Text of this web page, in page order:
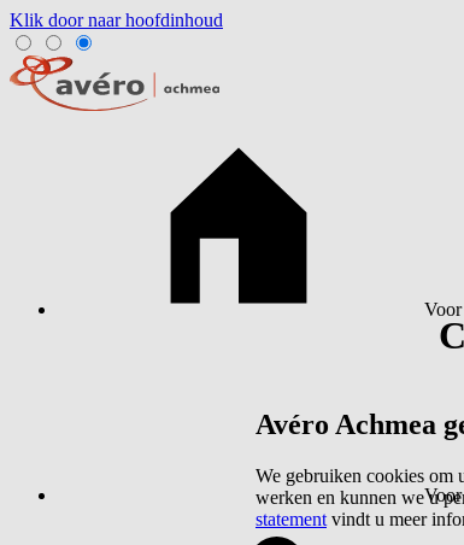
Klik door naar hoofdinhoud
Avéro Achmea
We gebruiken cookies om
werken en kunnen we u
statement vindt u meer